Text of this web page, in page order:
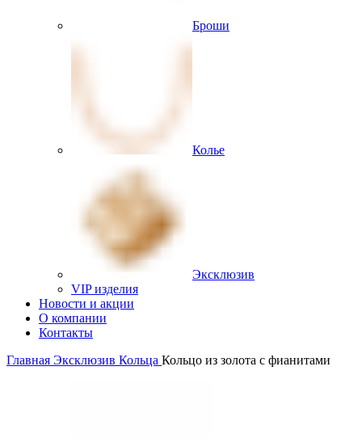
Броши
Колье
Эксклюзив
VIP изделия
Новости и акции
О компании
Контакты
Главная Эксклюзив Кольца Кольцо из золота с фианитами